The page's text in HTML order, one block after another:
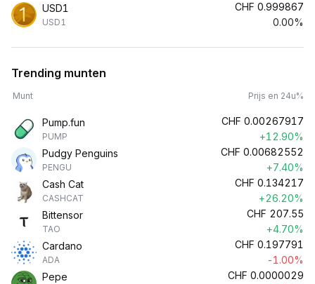
USD1
USD1
CHF 0.999867
0.00%
Trending munten
Munt Prijs en 24u%
Pump.fun
PUMP
CHF 0.00267917
+12.90%
Pudgy Penguins
PENGU
CHF 0.00682552
+7.40%
Cash Cat
CASHCAT
CHF 0.134217
+26.20%
Bittensor
TAO
CHF 207.55
+4.70%
Cardano
ADA
CHF 0.197791
-1.00%
Pepe
CHF 0.0000029